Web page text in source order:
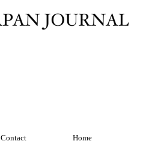
Contact Home